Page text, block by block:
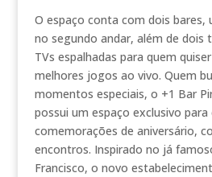
O espaço conta com dois
no segundo andar, além de dois
TVs espalhadas para quem
melhores jogos ao vivo. Quem
momentos especiais, o +1 Bar
possui um espaço exclusivo
comemorações de aniversário,
encontros. Inspirado no já
Francisco, o novo